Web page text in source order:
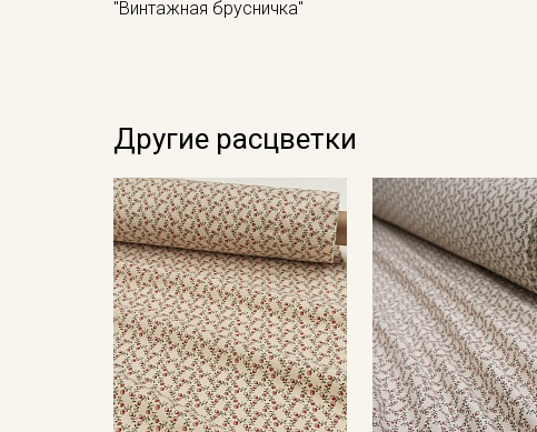
"Винтажная брусничка"
Другие расцветки